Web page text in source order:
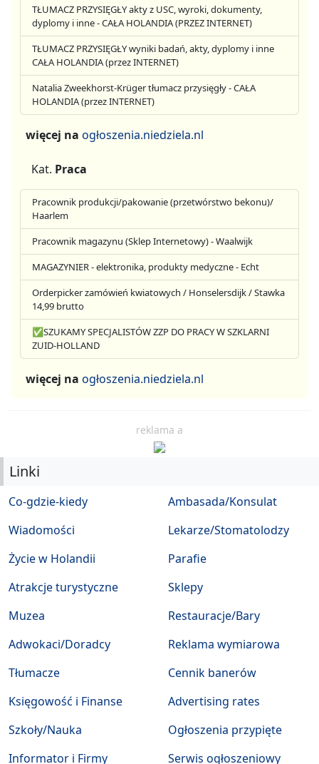
TŁUMACZ PRZYSIĘGŁY akty z USC, wyroki, dokumenty,
dyplomy i inne - CAŁA HOLANDIA (PRZEZ INTERNET)
TŁUMACZ PRZYSIĘGŁY wyniki badań, akty, dyplomy i inne
CAŁA HOLANDIA (przez INTERNET)
Natalia Zweekhorst-Krüger tłumacz przysięgły - CAŁA
HOLANDIA (przez INTERNET)
więcej na ogłoszenia.niedziela.nl
Kat. Praca
Pracownik produkcji/pakowanie (przetwórstwo bekonu)/
Haarlem
Pracownik magazynu (Sklep Internetowy) - Waalwijk
MAGAZYNIER - elektronika, produkty medyczne - Echt
Orderpicker zamówień kwiatowych / Honselersdijk / Stawka
14,99 brutto
✅SZUKAMY SPECJALISTÓW ZZP DO PRACY W SZKLARNI
ZUID-HOLLAND
więcej na ogłoszenia.niedziela.nl
reklama a
Linki
Co-gdzie-kiedy
Wiadomości
Życie w Holandii
Atrakcje turystyczne
Muzea
Ambasada/Konsulat
Lekarze/Stomatolodzy
Parafie
Sklepy
Restauracje/Bary
Adwokaci/Doradcy
Tłumacze
Księgowość i Finanse
Szkoły/Nauka
Informator i Firmy
Reklama wymiarowa
Cennik banerów
Advertising rates
Ogłoszenia przypięte
Serwis ogłoszeniowy